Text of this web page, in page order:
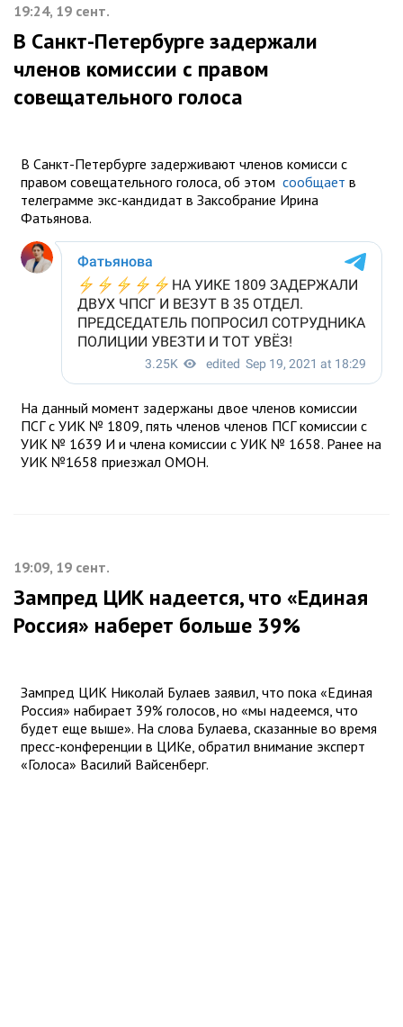
19:24, 19 сент.
В Санкт-Петербурге задержали
членов комиссии с правом
совещательного голоса
В Санкт-Петербурге задерживают членов комисси с
правом совещательного голоса, об этом сообщает в
телеграмме экс-кандидат в Заксобрание Ирина
Фатьянова.
На данный момент задержаны двое членов комиссии
ПСГ с УИК № 1809, пять членов членов ПСГ комиссии с
УИК № 1639 И и члена комиссии с УИК № 1658. Ранее на
УИК №1658 приезжал ОМОН.
19:09, 19 сент.
Зампред ЦИК надеется, что «Единая
Россия» наберет больше 39%
Зампред ЦИК Николай Булаев заявил, что пока «Единая
Россия» набирает 39% голосов, но «мы надеемся, что
будет еще выше». На слова Булаева, сказанные во время
пресс-конференции в ЦИКе, обратил внимание эксперт
«Голоса» Василий Вайсенберг.